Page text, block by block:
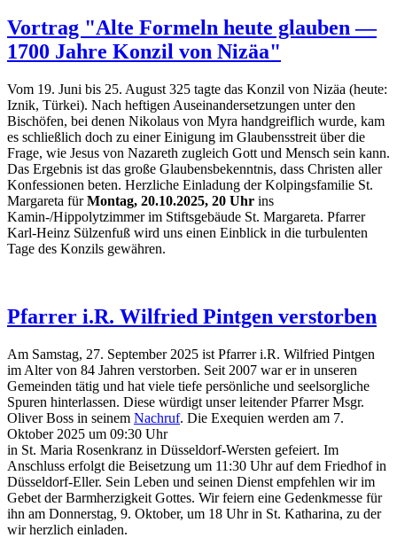
Vortrag "Alte Formeln heute glauben —
1700 Jahre Konzil von Nizäa"
Vom 19. Juni bis 25. August 325 tagte das Konzil von Nizäa (heute:
Iznik, Türkei). Nach heftigen Auseinandersetzungen unter den
Bischöfen, bei denen Nikolaus von Myra handgreiflich wurde, kam
es schließlich doch zu einer Einigung im Glaubensstreit über die
Frage, wie Jesus von Nazareth zugleich Gott und Mensch sein kann.
Das Ergebnis ist das große Glaubensbekenntnis, dass Christen aller
Konfessionen beten. Herzliche Einladung der Kolpingsfamilie St.
Margareta fürMontag, 20.10.2025, 20 Uhr ins
Kamin‑/Hippolytzimmer im Stiftsgebäude St. Margareta. Pfarrer
Karl-Heinz Sülzenfuß wird uns einen Einblick in die turbulenten
Tage des Konzils gewähren.
Pfarrer i.R. Wilfried Pintgen verstorben
Am Samstag, 27. September 2025 ist Pfarrer i.R. Wilfried Pintgen
im Alter von 84 Jahren verstorben. Seit 2007 war er in unseren
Gemeinden tätig und hat viele tiefe persönliche und seelsorgliche
Spuren hinterlassen. Diese würdigt unser leitender Pfarrer Msgr.
Oliver Boss in seinem Nachruf. Die Exequien werden am 7.
Oktober 2025 um 09:30 Uhr
in St. Maria Rosenkranz in Düsseldorf-Wersten gefeiert. Im
Anschluss erfolgt die Beisetzung um 11:30 Uhr auf dem Friedhof in
Düsseldorf-Eller. Sein Leben und seinen Dienst empfehlen wir im
Gebet der Barmherzigkeit Gottes. Wir feiern eine Gedenkmesse für
ihn am Donnerstag, 9. Oktober, um 18 Uhr in St. Katharina, zu der
wir herzlich einladen.